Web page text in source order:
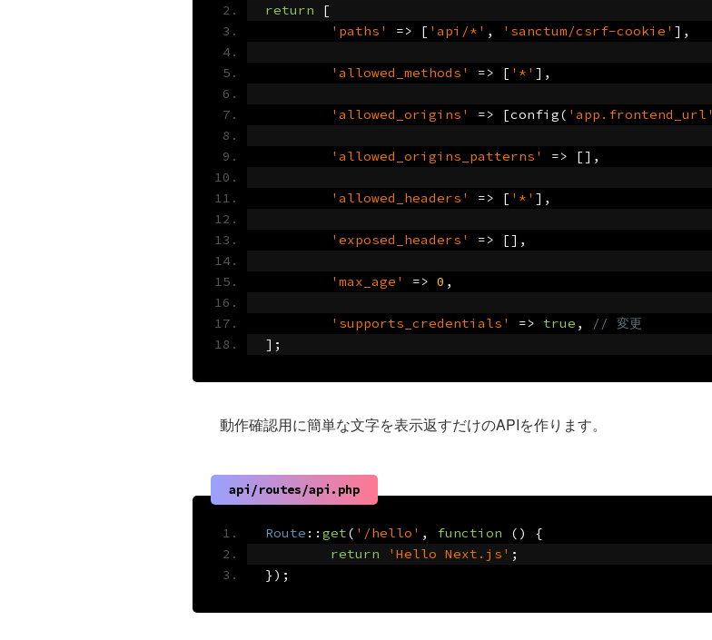
return
[
'paths'
=> [ 'api/*' , 'sanctum/csrf-cookie' ],
'allowed_methods' => [ '*' ],
'allowed_origins' => [config( 'app.frontend_url'
'allowed_origins_patterns' => [],
'allowed_headers' => [ '*' ],
'exposed_headers' => [],
'max_age' => 0 ,
'supports_credentials' => true ,
// 変更
];
動作確認用に簡単な文字を表示返すだけのAPIを作ります。
api/routes/api.php
Route :: get( '/hello' , function ()
{
return
'Hello Next.js' ;
});